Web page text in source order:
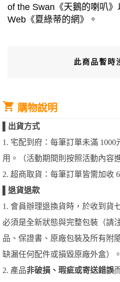
of the Swan《天鵝的喇叭
Web《夏綠蒂的網》。
此商品暫時
購物說明
出貨方式
1. 宅配到府：每筆訂單未滿 1000
用。（活動期間則按照活動內容
2. 超商取貨：每筆訂單皆需加收
退貨退款
1. 會員辦理退換貨時，於收到貨
必須是全新狀態與完整包裝（請
品、保證書、原廠包裝及所有附
缺漏任何配件或損毀原廠外盒）。
2. 產品非破損、瑕疵或寄送錯誤